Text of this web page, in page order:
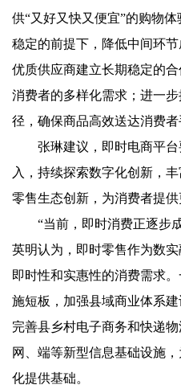
供“又好又快又便宜”的购物
稳定的前提下，降低中间环
优质供应商建立长期稳定的
消费者的多样化需求；进一
径，确保商品高效送达消费者
张琳建议，即时电商平
入，持续探索数字化创新，
零售生态创新，为消费者提供
“当前，即时消费正逐步
英明认为，即时零售作为数
即时性和实惠性的消费需求
施短板，加强县域商业体系
完善县乡村电子商务和快递
网、端等新型信息基础设施
化提供基础。